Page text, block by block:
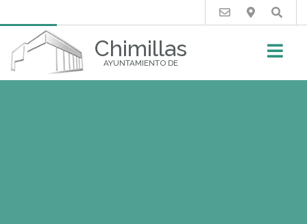
Chimillas
AYUNTAMIENTO DE
Buscar